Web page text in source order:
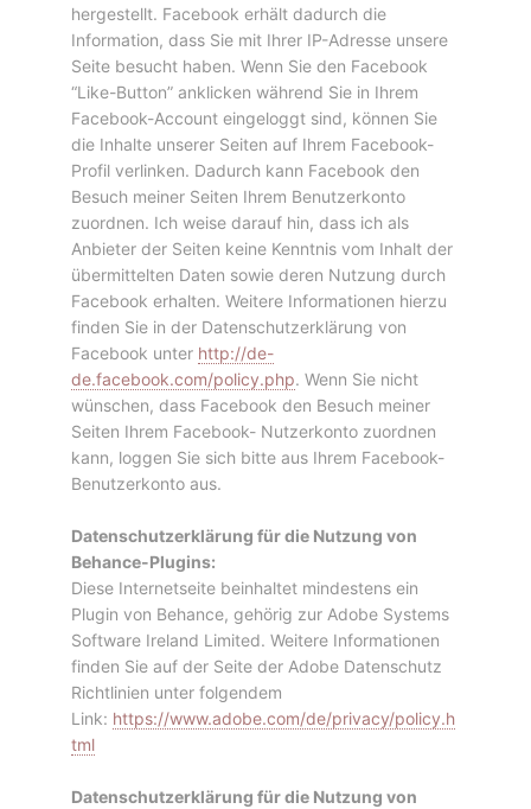
hergestellt. Facebook erhält dadurch die
Information, dass Sie mit Ihrer IP-Adresse unsere
Seite besucht haben. Wenn Sie den Facebook
“Like-Button” anklicken während Sie in Ihrem
Facebook-Account eingeloggt sind, können Sie
die Inhalte unserer Seiten auf Ihrem Facebook-
Profil verlinken. Dadurch kann Facebook den
Besuch meiner Seiten Ihrem Benutzerkonto
zuordnen. Ich weise darauf hin, dass ich als
Anbieter der Seiten keine Kenntnis vom Inhalt der
übermittelten Daten sowie deren Nutzung durch
Facebook erhalten. Weitere Informationen hierzu
finden Sie in der Datenschutzerklärung von
Facebook unter http://de-
de.facebook.com/policy.php. Wenn Sie nicht
wünschen, dass Facebook den Besuch meiner
Seiten Ihrem Facebook- Nutzerkonto zuordnen
kann, loggen Sie sich bitte aus Ihrem Facebook-
Benutzerkonto aus.
Datenschutzerklärung für die Nutzung von
Behance-Plugins:
Diese Internetseite beinhaltet mindestens ein
Plugin von Behance, gehörig zur Adobe Systems
Software Ireland Limited. Weitere Informationen
finden Sie auf der Seite der Adobe Datenschutz
Richtlinien unter folgendem
Link: https://www.adobe.com/de/privacy/policy.h
tml
Datenschutzerklärung für die Nutzung von